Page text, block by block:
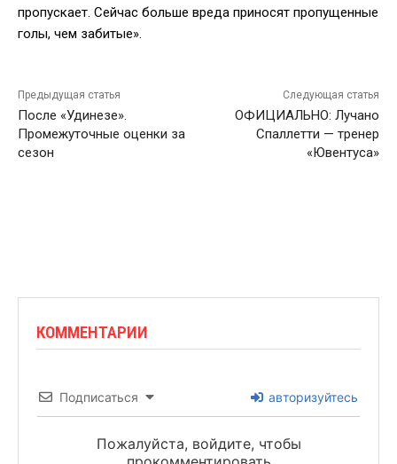
пропускает. Сейчас больше вреда приносят пропущенные
голы, чем забитые».
Предыдущая статья
После «Удинезе».
Промежуточные оценки за
сезон
Следующая статья
ОФИЦИАЛЬНО: Лучано
Спаллетти — тренер
«Ювентуса»
КОММЕНТАРИИ
Подписаться авторизуйтесь
Пожалуйста, войдите, чтобы